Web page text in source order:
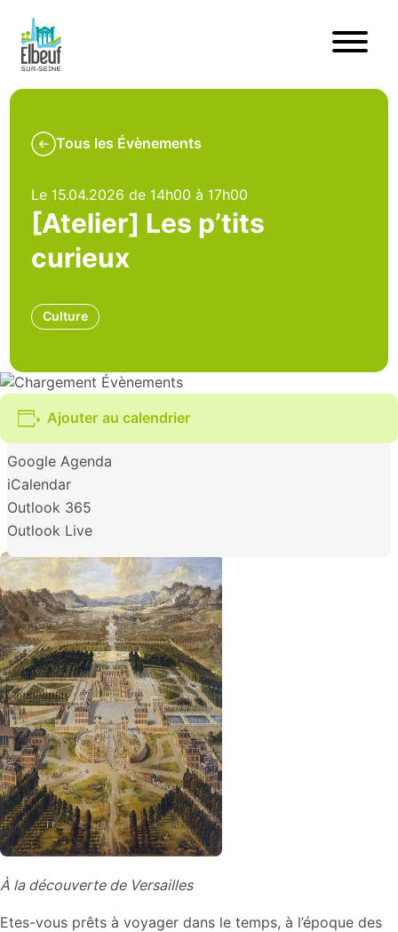
Tous les Évènements
Le 15.04.2026 de 14h00 à 17h00
[Atelier] Les p’tits
curieux
Culture
Ajouter au calendrier
Google Agenda
iCalendar
Outlook 365
Outlook Live
À la découverte de Versailles
Etes-vous prêts à voyager dans le temps, à l’époque des